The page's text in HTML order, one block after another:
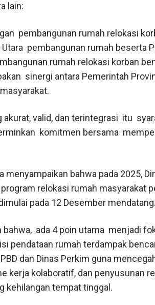
lain:
pembangunan rumah relokasi
pembangunan rumah beserta
rumah relokasi korban
sinergi antara Pemerintah
akurat, valid, dan terintegrasi itu
komitmen bersama
menyampaikan bahwa pada 2025,
relokasi rumah masyarakat
pada 12 Desember mendatang.
ada 4 poin utama menjadi
pendataan rumah terdampak
dan Dinas Perkim guna
kerja kolaboratif, dan penyusunan
kehilangan tempat tinggal.